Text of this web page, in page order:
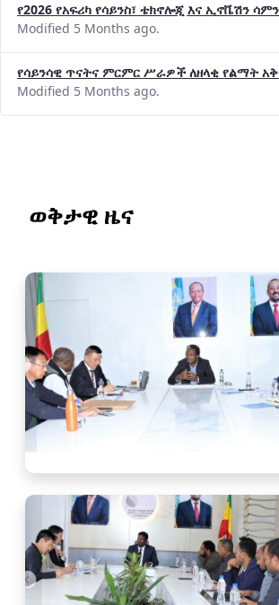
የ2026 የአፍሪካ የሳይንስ፣ ቴክኖሎጂ እና ኢኖቬሽን
Modified 5 Months ago.
የሳይንሳዊ ጥናትና ምርምር ሥራዎች ለዘላቂ የልማት
Modified 5 Months ago.
ወቅታዊ ዜና